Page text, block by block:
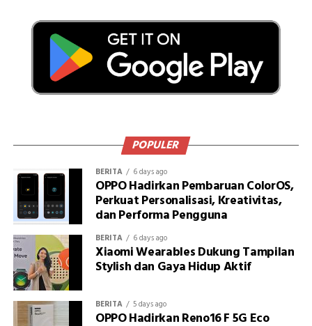
POPULER
BERITA 6 days ago
OPPO Hadirkan Pembaruan ColorOS,
Perkuat Personalisasi, Kreativitas,
dan Performa Pengguna
BERITA 6 days ago
Xiaomi Wearables Dukung Tampilan
Stylish dan Gaya Hidup Aktif
BERITA 5 days ago
OPPO Hadirkan Reno16 F 5G Eco